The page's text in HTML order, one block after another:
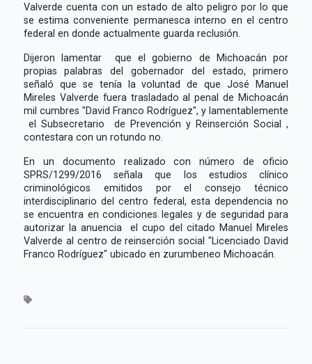
Valverde cuenta con un estado de alto peligro por lo que
se estima conveniente permanesca interno en el centro
federal en donde actualmente guarda reclusión.
Dijeron lamentar que el gobierno de Michoacán por
propias palabras del gobernador del estado, primero
señaló que se tenía la voluntad de que José Manuel
Mireles Valverde fuera trasladado al penal de Michoacán
mil cumbres "David Franco Rodríguez", y lamentablemente
el Subsecretario de Prevención y Reinserción Social ,
contestara con un rotundo no.
En un documento realizado con número de oficio
SPRS/1299/2016 señala que los estudios clínico
criminológicos emitidos por el consejo técnico
interdisciplinario del centro federal, esta dependencia no
se encuentra en condiciones legales y de seguridad para
autorizar la anuencia el cupo del citado Manuel Mireles
Valverde al centro de reinserción social "Licenciado David
Franco Rodríguez" ubicado en zurumbeneo Michoacán.